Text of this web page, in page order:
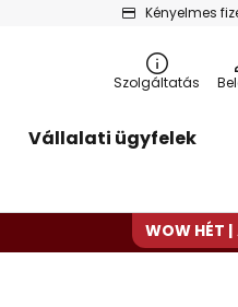
Kényelmes
Szolgáltatás
Vállalati ügyfelek
WOW HÉT |